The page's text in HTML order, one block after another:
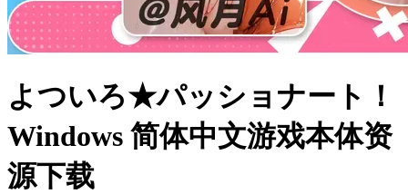
よついろ★パッショナート！
Windows 简体中文游戏本体资
源下载